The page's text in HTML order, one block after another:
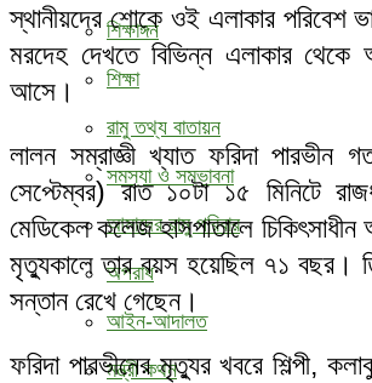
শিক্ষাঙ্গন
শিক্ষা
রামু তথ্য বাতায়ন
সমস্যা ও সম্ভাবনা
আমাদের রামু পরিবার
অপরাধ
আইন-আদালত
মন্ত্রী কথন
স্থানীয়দের শোকে ওই এলাকার পরিবেশ
মরদেহ দেখতে বিভিন্ন এলাকার
আসে।
লালন সম্রাজ্ঞী খ্যাত ফরিদা পারভীন
সেপ্টেম্বর) রাত ১০টা ১৫ মিনিটে
মেডিকেল কলেজ হাসপাতালে চিকিৎসাধীন
মৃত্যুকালে তার বয়স হয়েছিল ৭১ বছর।
সন্তান রেখে গেছেন।
ফরিদা পারভীনের মৃত্যুর খবরে শিল্পী,